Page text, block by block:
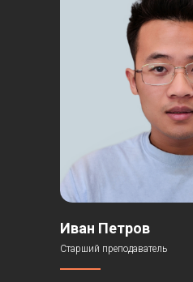
Иван Петров
Старший преподаватель